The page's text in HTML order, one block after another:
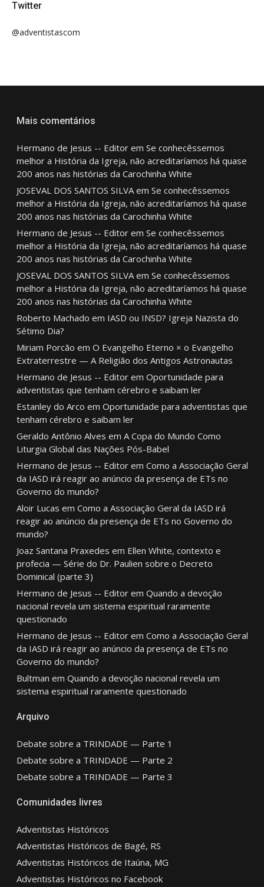
Twitter
@adventistascom
Mais comentários
Hermano de Jesus -- Editorem Se conhecêssemos
melhor a História da Igreja, não acreditaríamos há quase
200 anos nas histórias da Carochinha White
JOSEVAL DOS SANTOS SILVAem Se conhecêssemos
melhor a História da Igreja, não acreditaríamos há quase
200 anos nas histórias da Carochinha White
Hermano de Jesus -- Editorem Se conhecêssemos
melhor a História da Igreja, não acreditaríamos há quase
200 anos nas histórias da Carochinha White
JOSEVAL DOS SANTOS SILVAem Se conhecêssemos
melhor a História da Igreja, não acreditaríamos há quase
200 anos nas histórias da Carochinha White
Roberto Machado em IASD ou INSD? Igreja Nazista do
Sétimo Dia?
Miriam Porcão em O Evangelho Eterno × o Evangelho
Extraterrestre — A Religião dos Antigos Astronautas
Hermano de Jesus -- Editorem Oportunidade para
adventistas que tenham cérebro e saibam ler
Estanley do Arco em Oportunidade para adventistas que
tenham cérebro e saibam ler
Geraldo Antônio Alves em A Copa do Mundo Como
Liturgia Global das Nações Pós-Babel
Hermano de Jesus -- Editorem Como a Associação Geral
da IASD irá reagir ao anúncio da presença de ETs no
Governo do mundo?
Aloir Lucas em Como a Associação Geral da IASD irá
reagir ao anúncio da presença de ETs no Governo do
mundo?
Joaz Santana Praxedes em Ellen White, contexto e
profecia — Série do Dr. Paulien sobre o Decreto
Dominical (parte 3)
Hermano de Jesus -- Editorem Quando a devoção
nacional revela um sistema espiritual raramente
questionado
Hermano de Jesus -- Editorem Como a Associação Geral
da IASD irá reagir ao anúncio da presença de ETs no
Governo do mundo?
Bultman em Quando a devoção nacional revela um
sistema espiritual raramente questionado
Arquivo
Debate sobre a TRINDADE — Parte 1
Debate sobre a TRINDADE — Parte 2
Debate sobre a TRINDADE — Parte 3
Comunidades livres
Adventistas Históricos
Adventistas Históricos de Bagé, RS
Adventistas Históricos de Itaúna, MG
Adventistas Históricos no Facebook